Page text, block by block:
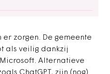
zorgen. De gemeente
als veilig dankzij
Alternatieve
ChatGPT, zijn (nog)